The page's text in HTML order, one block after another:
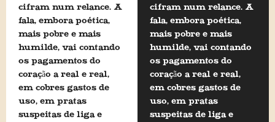
cifram num relance. A
fala, embora poética,
mais pobre e mais
humilde, vai contando
os pagamentos do
coração a real e real,
em cobres gastos de
uso, em pratas
suspeitas de liga e
cifram num relance. A
fala, embora poética,
mais pobre e mais
humilde, vai contando
os pagamentos do
coração a real e real,
em cobres gastos de
uso, em pratas
suspeitas de liga e